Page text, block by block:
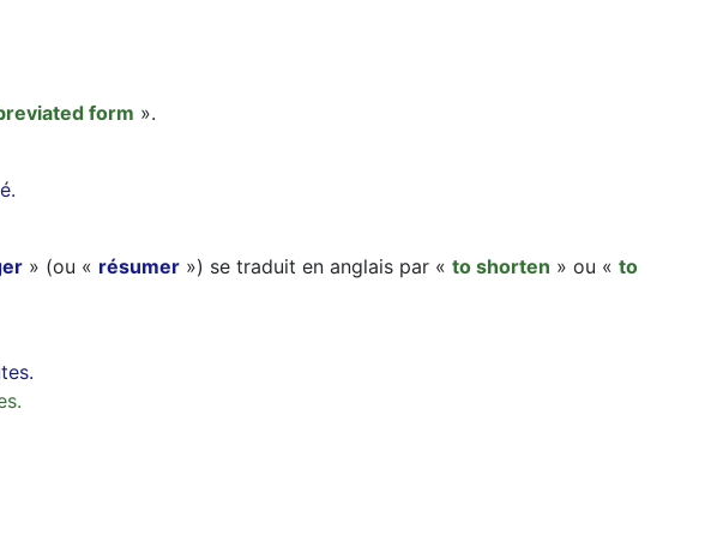
form ».
» (ou « résumer ») se traduit en anglais par « to shorten » ou « to